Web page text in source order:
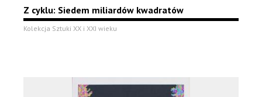
Z cyklu: Siedem miliardów kwadratów
Kolekcja Sztuki XX i XXI wieku